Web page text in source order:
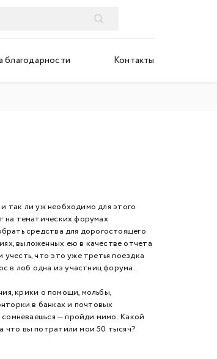
благодарности Контакты
так ли уж необходимо для этого
на тематических форумах
средства для дорогостоящего
выложенных ею в качестве отчета
что это уже третья поездка
в лоб одна из участниц форума.
крики о помощи, мольбы,
в банках и почтовых
— пройди мимо. Какой
что вы потратили мои 50 тысяч?